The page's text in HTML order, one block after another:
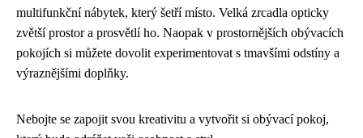
multifunkční nábytek, který šetří místo. Velká zrcadla opticky
zvětší prostor a prosvětlí ho. Naopak v prostornějších obývacích
pokojích si můžete dovolit experimentovat s tmavšími odstíny a
výraznějšími doplňky.
Nebojte se zapojit svou kreativitu a vytvořit si obývací pokoj,